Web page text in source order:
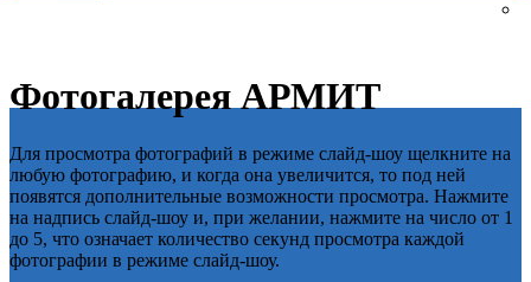
Фотогалерея АРМИТ
Для просмотра фотографий в режиме слайд-шоу щелкните на
любую фотографию, и когда она увеличится, то под ней
появятся дополнительные возможности просмотра. Нажмите
на надпись слайд-шоу и, при желании, нажмите на число от 1
до 5, что означает количество секунд просмотра каждой
фотографии в режиме слайд-шоу.